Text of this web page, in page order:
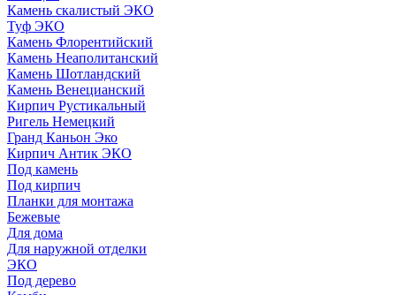
Камень скалистый ЭКО
Туф ЭКО
Камень Флорентийский
Камень Неаполитанский
Камень Шотландский
Камень Венецианский
Кирпич Рустикальный
Ригель Немецкий
Гранд Каньон Эко
Кирпич Антик ЭКО
Под камень
Под кирпич
Планки для монтажа
Бежевые
Для дома
Для наружной отделки
ЭКO
Под дерево